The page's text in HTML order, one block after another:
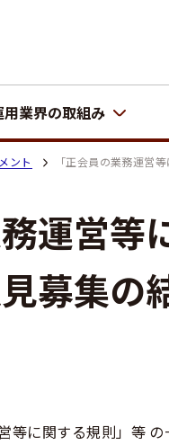
用業界の取組み
ント 「正会員の業務運営
務運営
募集の
等に関する規則」等